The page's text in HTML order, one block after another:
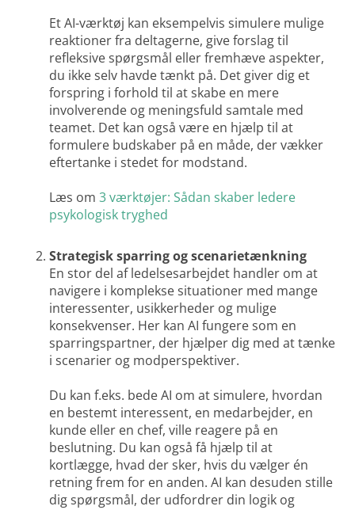
Et AI-værktøj kan eksempelvis simulere mulige
reaktioner fra deltagerne, give forslag til
refleksive spørgsmål eller fremhæve aspekter,
du ikke selv havde tænkt på. Det giver dig et
forspring i forhold til at skabe en mere
involverende og meningsfuld samtale med
teamet. Det kan også være en hjælp til at
formulere budskaber på en måde, der vækker
eftertanke i stedet for modstand.
Læs om3 værktøjer: Sådan skaber ledere
psykologisk tryghed
Strategisk sparring og scenarietænkning
En stor del af ledelsesarbejdet handler om at
navigere i komplekse situationer med mange
interessenter, usikkerheder og mulige
konsekvenser. Her kan AI fungere som en
sparringspartner, der hjælper dig med at tænke
i scenarier og modperspektiver.
Du kan f.eks. bede AI om at simulere, hvordan
en bestemt interessent, en medarbejder, en
kunde eller en chef, ville reagere på en
beslutning. Du kan også få hjælp til at
kortlægge, hvad der sker, hvis du vælger én
retning frem for en anden. AI kan desuden stille
dig spørgsmål, der udfordrer din logik og